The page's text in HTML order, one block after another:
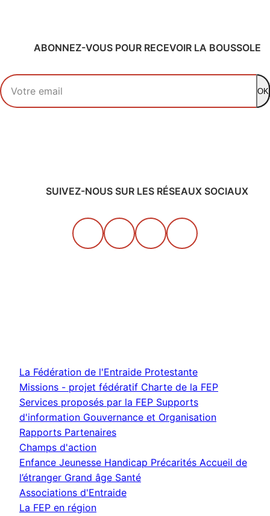
ABONNEZ-VOUS POUR RECEVOIR LA BOUSSOLE
Votre adresse email
OK
SUIVEZ-NOUS SUR LES RÉSEAUX SOCIAUX
La Fédération de l'Entraide Protestante
Missions - projet fédératif Charte de la FEP
Services proposés par la FEP Supports
d'information Gouvernance et Organisation
Rapports Partenaires
Champs d'action
Enfance Jeunesse Handicap Précarités Accueil de
l’étranger Grand âge Santé
Associations d'Entraide
La FEP en région